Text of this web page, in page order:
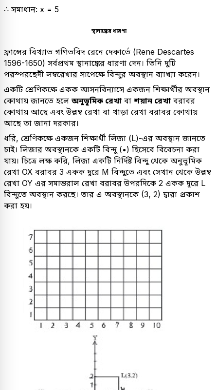
∴ সমাধান: x = 5
স্থানাঙ্কের ধারণা
ফ্রান্সের বিখ্যাত গণিতবিদ রেনে দেকার্তে (Rene Descartes
1596-1650) সর্বপ্রথম স্থানাঙ্কের ধারণা দেন। তিনি দুটি
পরস্পরছেদী লম্বরেখার সাপেক্ষে বিন্দুর অবস্থান ব্যাখ্যা করেন।
একটি শ্রেণিকক্ষে একক আসনবিন্যাসে একজন শিক্ষার্থীর অবস্থান
কোথায় জানতে হলে অনুভূমিক রেখা বা শয়ান রেখা বরাবর
কোথায় আছে এবং উল্লম্ব রেখা বা খাড়া রেখা বরাবর কোথায়
আছে তা জানা দরকার।
ধরি, শ্রেণিকক্ষে একজন শিক্ষার্থী লিজা (L)-এর অবস্থান জানতে
চাই। লিজার অবস্থানকে একটি বিন্দু (•) হিসেবে বিবেচনা করা
যায়। চিত্রে লক্ষ করি, লিজা একটি নির্দিষ্ট বিন্দু থেকে অনুভূমিক
রেখা OX বরাবর 3 একক দূরে M বিন্দুতে এবং সেখান থেকে উল্লম্ব
রেখা OY এর সমান্তরাল রেখা বরাবর উপরদিকে 2 একক দূরে L
বিন্দুতে অবস্থান করছে। তার এ অবস্থানকে (3, 2) দ্বারা প্রকাশ
করা হয়।